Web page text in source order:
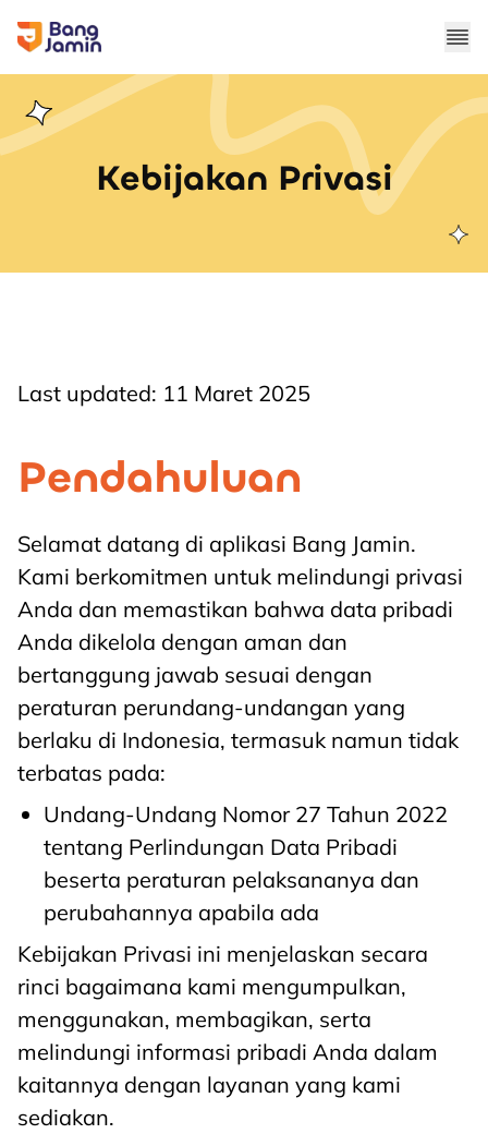
Kebijakan Privasi
Last updated: 11 Maret 2025
Pendahuluan
Selamat datang di aplikasi Bang Jamin.
Kami berkomitmen untuk melindungi privasi
Anda dan memastikan bahwa data pribadi
Anda dikelola dengan aman dan
bertanggung jawab sesuai dengan
peraturan perundang-undangan yang
berlaku di Indonesia, termasuk namun tidak
terbatas pada:
Undang-Undang Nomor 27 Tahun 2022
tentang Perlindungan Data Pribadi
beserta peraturan pelaksananya dan
perubahannya apabila ada
Kebijakan Privasi ini menjelaskan secara
rinci bagaimana kami mengumpulkan,
menggunakan, membagikan, serta
melindungi informasi pribadi Anda dalam
kaitannya dengan layanan yang kami
sediakan.